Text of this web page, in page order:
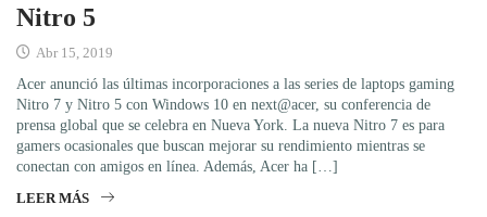
Nitro 5
Abr 15, 2019
Acer anunció las últimas incorporaciones a las series de laptops gaming
Nitro 7 y Nitro 5 con Windows 10 en next@acer, su conferencia de
prensa global que se celebra en Nueva York. La nueva Nitro 7 es para
gamers ocasionales que buscan mejorar su rendimiento mientras se
conectan con amigos en línea. Además, Acer ha […]
LEER MÁS